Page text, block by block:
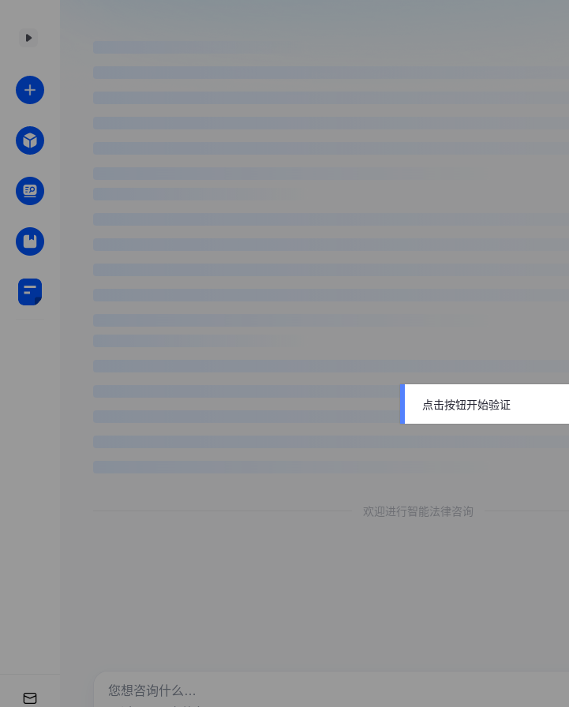
欢迎进行智能法律咨询
点击按钮开始验证